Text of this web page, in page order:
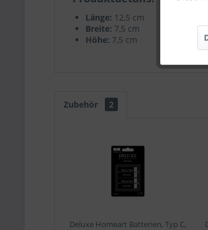
Länge: 12,5 cm
Breite: 7,5 cm
Höhe: 7,5 cm
Zubehör 2
Deluxe Homeart Batterien, Typ C,